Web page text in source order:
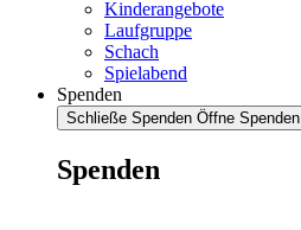
Kinderangebote
Laufgruppe
Schach
Spielabend
Spenden
Schließe Spenden Öffne Spenden
Spenden